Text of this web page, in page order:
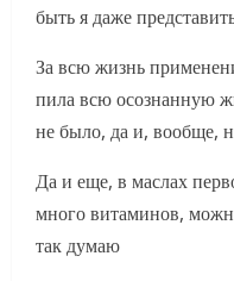
быть я даже
За всю жизнь
пила всю осознанную
не было, да и, вообще,
Да и еще, в маслах
много витаминов,
так думаю